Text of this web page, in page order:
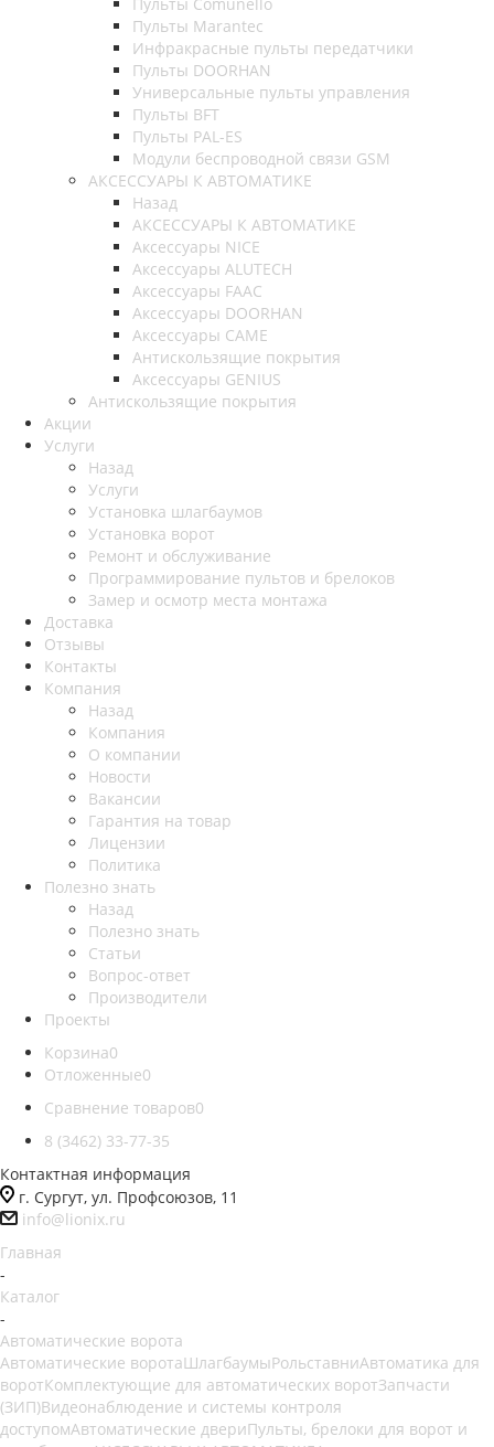
Пульты Marantec
Инфракрасные пульты передатчики
Пульты DOORHAN
Универсальные пульты управления
Пульты BFT
Пульты PAL-ES
Модули беспроводной связи GSM
АКСЕССУАРЫ К АВТОМАТИКЕ
Назад
АКСЕССУАРЫ К АВТОМАТИКЕ
Аксессуары NICE
Аксессуары ALUTECH
Аксессуары FAAC
Аксессуары DOORHAN
Аксессуары CAME
Антискользящие покрытия
Аксессуары GENIUS
Антискользящие покрытия
Акции
Услуги
Назад
Услуги
Установка шлагбаумов
Установка ворот
Ремонт и обслуживание
Программирование пультов и брелоков
Замер и осмотр места монтажа
Доставка
Отзывы
Контакты
Компания
Назад
Компания
О компании
Новости
Вакансии
Гарантия на товар
Лицензии
Политика
Полезно знать
Назад
Полезно знать
Статьи
Вопрос-ответ
Производители
Проекты
Корзина0
Отложенные0
Сравнение товаров0
8 (3462) 33-77-35
Контактная информация
г. Сургут, ул. Профсоюзов, 11
info@lionix.ru
Главная
-
Каталог
-
Автоматические ворота
Автоматические воротаШлагбаумыРольставниАвтоматика для
воротКомплектующие для автоматических воротЗапчасти
(ЗИП)Видеонаблюдение и системы контроля
доступомАвтоматические двериПульты, брелоки для ворот и